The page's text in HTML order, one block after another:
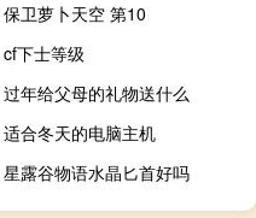
保卫萝卜天空 第10
cf下士等级
过年给父母的礼物送什么
适合冬天的电脑主机
星露谷物语水晶匕首好吗